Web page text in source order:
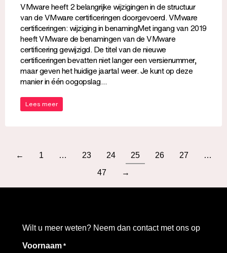
VMware heeft 2 belangrijke wijzigingen in de structuur
van de VMware certificeringen doorgevoerd. VMware
certificeringen: wijziging in benamingMet ingang van 2019
heeft VMware de benamingen van de VMware
certificering gewijzigd. De titel van de nieuwe
certificeringen bevatten niet langer een versienummer,
maar geven het huidige jaartal weer. Je kunt op deze
manier in één oogopslag…
Lees meer
← 1 … 23 24 25 26 27
…
47
→
Wilt u meer weten? Neem dan contact met ons op
Voornaam *